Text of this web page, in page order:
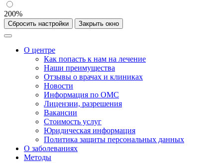
200%
Сбросить настройки Закрыть окно
О центре
Как попасть к нам на лечение
Наши преимущества
Отзывы о врачах и клиниках
Новости
Информация по ОМС
Лицензии, разрешения
Вакансии
Стоимость услуг
Юридическая информация
Политика защиты персональных данных
О заболеваниях
Методы